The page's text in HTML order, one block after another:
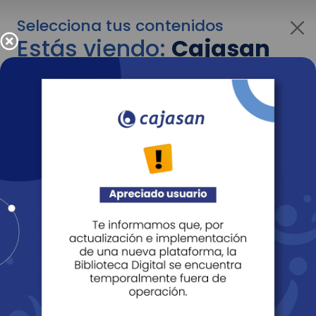
Selecciona tus contenidos
Estás viendo:Cajasan
para empresas
Para cambiar al contenido de tu interés más
adelante recuerda utilizar el menú
Entendido